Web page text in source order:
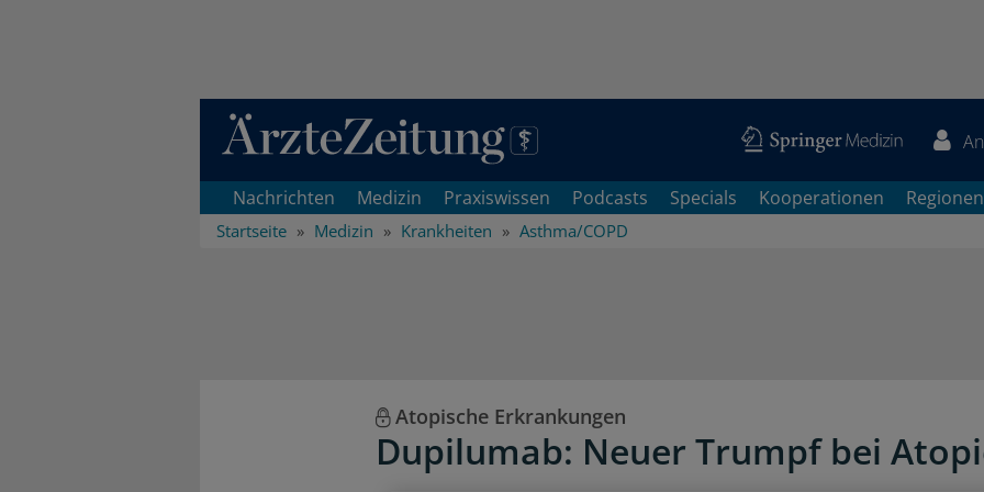
Direkt zum Inhaltsbereich
Nachrichten Medizin Praxiswissen Podcasts Specials Kooperationen Regionen
Startseite Medizin Krankheiten Asthma/COPD
Atopische Erkrankungen
Dupilumab: Neuer Trumpf bei